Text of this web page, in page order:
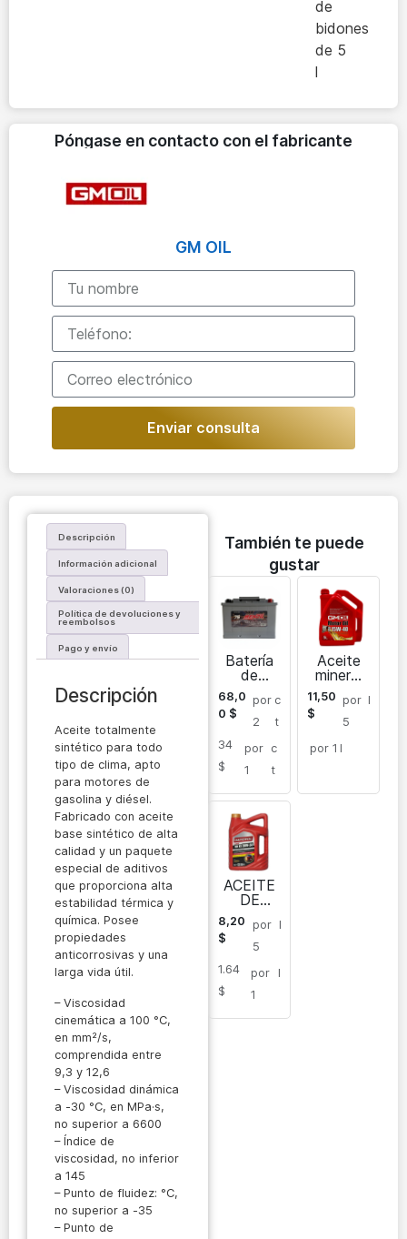
de
bidones
de 5
l
Póngase en contacto con el fabricante
GM OIL
Enviar consulta
Descripción
Información adicional
Valoraciones (0)
Política de devoluciones y
reembolsos
Pago y envío
Descripción
Aceite totalmente
sintético para todo
tipo de clima, apto
para motores de
gasolina y diésel.
Fabricado con aceite
base sintético de alta
calidad y un paquete
especial de aditivos
que proporciona alta
estabilidad térmica y
química. Posee
propiedades
anticorrosivas y una
larga vida útil.
– Viscosidad
cinemática a 100 °C,
en mm²/s,
comprendida entre
9,3 y 12,6
– Viscosidad dinámica
a -30 °C, en MPa·s,
no superior a 6600
– Índice de
viscosidad, no inferior
a 145
– Punto de fluidez: °C,
no superior a -35
– Punto de
También te puede
gustar
Batería
de
plomo-
ácido
para
iles
Menzil
12 V 75
Ah
68,0
0 $
por
2
c
t
34
$
por
1
c
t
Aceite
mineral
para
motores
de
y diésel
11,50
$
por
5
l
por 1 l
ACEITE
DE
MOTOR
Imperol
Core HD
20W50
8,20
$
por
5
l
1.64
$
por
1
l